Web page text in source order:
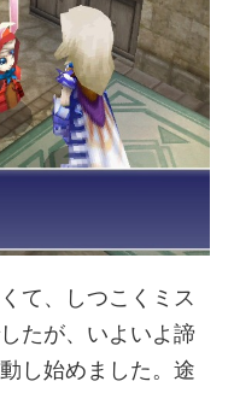
て、しつこくミス
たが、いよいよ諦
し始めました。途